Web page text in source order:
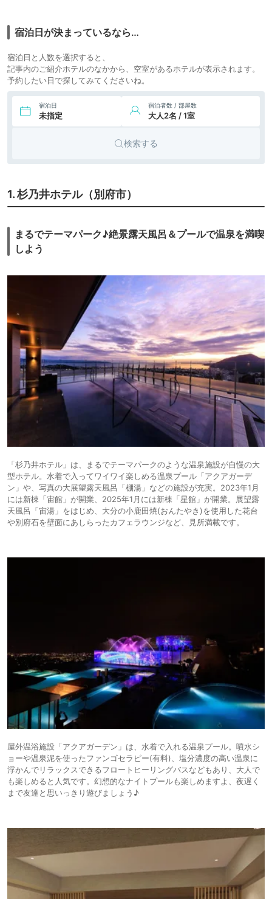
8.アマネク別府ゆらり
9.別府温泉 テラス 御
堂原
icotto 楽天トラベル
10. 由布院温泉 湯布院
ホテル森のテラス
icotto
ホテル
23,428円〜
icotto 楽天トラベル
チネンタル別府リ
ゾート＆スパ
MIDOBARU（ガレ
リア御堂原）
icotto 楽天トラベル
ホテル
宿泊日が決まっているなら…
宿泊日と人数を選択すると、
記事内のご紹介ホテルのなかから、空室があるホテルが表示されます。
予約したい日で探してみてくださいね。
宿泊日
未指定
宿泊者数 / 部屋数
大人2名 / 1室
検索する
1. 杉乃井ホテル（別府市）
まるでテーマパーク♪絶景露天風呂＆プールで温泉を満喫
しよう
「杉乃井ホテル」は、まるでテーマパークのような温泉施設が自慢の大
型ホテル。水着で入ってワイワイ楽しめる温泉プール「アクアガーデ
ン」や、写真の大展望露天風呂「棚湯」などの施設が充実。2023年1月
には新棟「宙館」が開業、2025年1月には新棟「星館」が開業。展望露
天風呂「宙湯」をはじめ、大分の小鹿田焼(おんたやき)を使用した花台
や別府石を壁面にあしらったカフェラウンジなど、見所満載です。
屋外温浴施設「アクアガーデン」は、水着で入れる温泉プール。噴水シ
ョーや温泉泥を使ったファンゴセラピー(有料)、塩分濃度の高い温泉に
浮かんでリラックスできるフロートヒーリングバスなどもあり、大人で
も楽しめると人気です。幻想的なナイトプールも楽しめますよ、夜遅く
まで友達と思いっきり遊びましょう♪